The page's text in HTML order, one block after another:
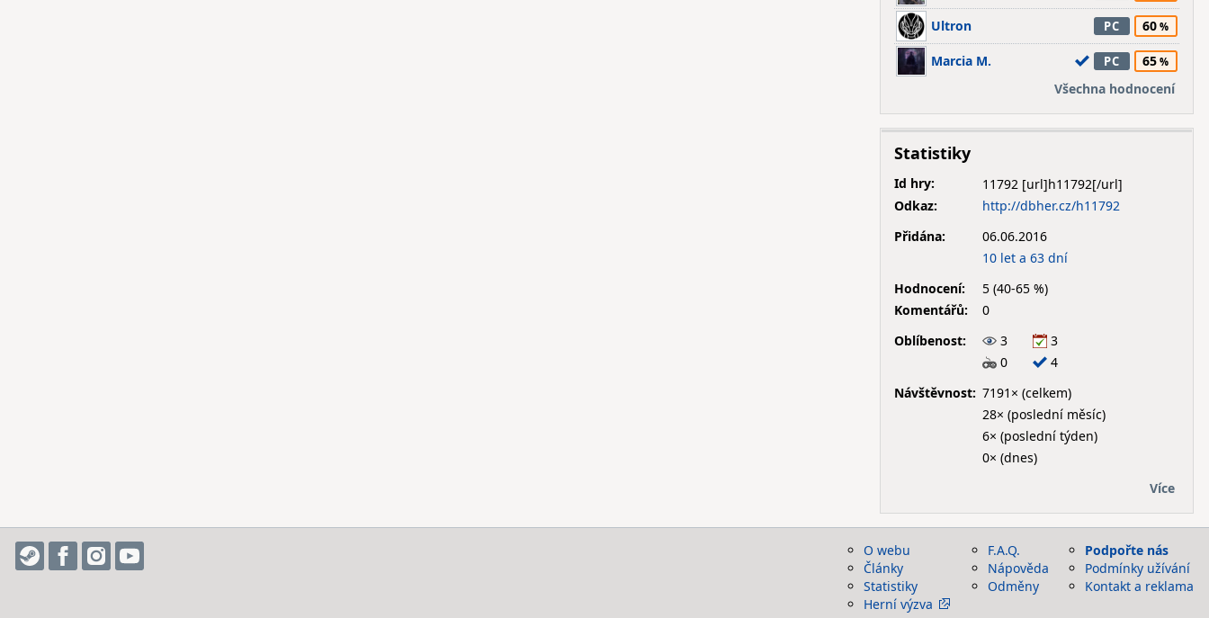
Ultron PC 60
Marcia M. PC
65
Všechna hodnocení
Statistiky
Id hry:
11792
Odkaz:
http://dbher.cz/h11792
Přidána:
06.06.2016
10 let a 63 dní
Hodnocení:
5 (40-65 %)
Komentářů:
0
Oblíbenost:
3
3
0
4
Návštěvnost: 7191× (celkem)
28× (poslední měsíc)
6× (poslední týden)
0× (dnes)
Více
O webu
Články
Statistiky
Herní výzva
F.A.Q.
Nápověda
Odměny
Podpořte nás
Podmínky užívání
Kontakt a reklama